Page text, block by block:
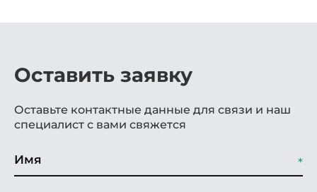
Оставить заявку
Оставьте контактные данные для связи и наш
специалист с вами свяжется